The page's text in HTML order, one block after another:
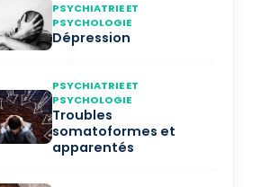
PSYCHIATRIE ET
PSYCHOLOGIE
Dépression
PSYCHIATRIE ET
PSYCHOLOGIE
Troubles
somatoformes et
apparentés